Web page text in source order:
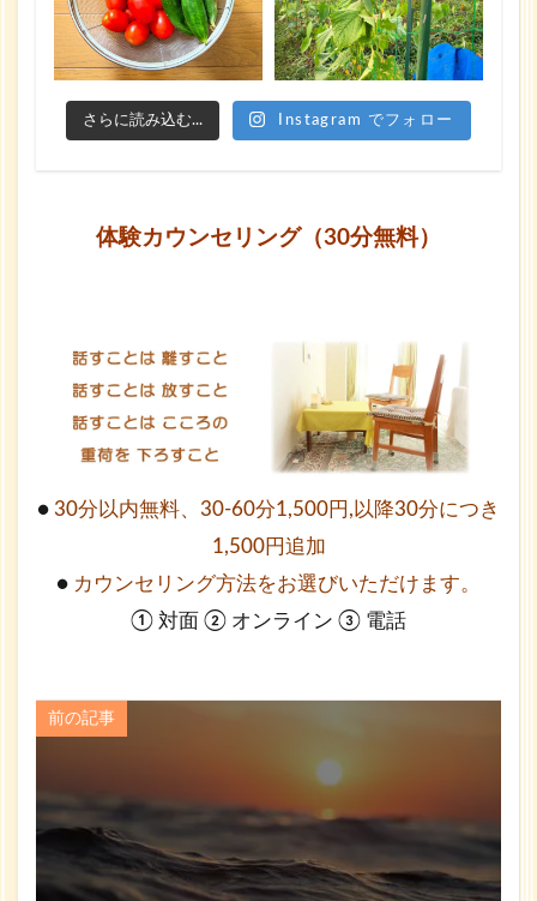
さらに読み込む... Instagram でフォロー
体験カウンセリング（30分無料）
● 30分以内無料、30-60分1,500円,以降30分につき
1,500円追加
● カウンセリング方法をお選びいただけます。
① 対面 ② オンライン ③ 電話
前の記事